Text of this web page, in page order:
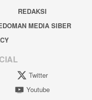
REDAKSI
MEDIA SIBER
Twitter
Youtube